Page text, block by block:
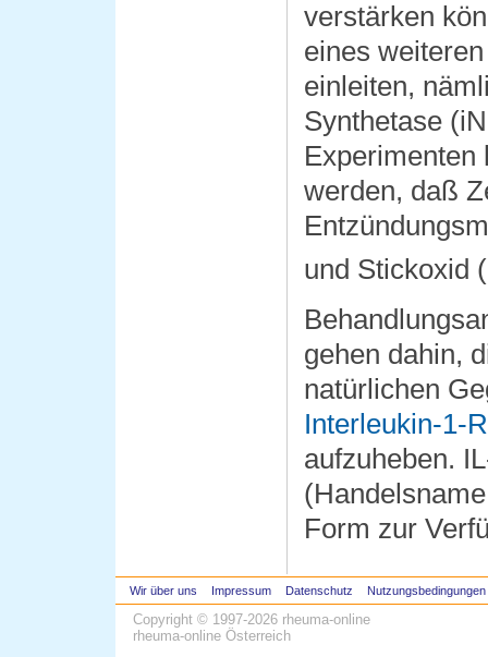
verstärken
eines
einleiten,
Synthetase
Experimenten
werden, daß
und Stickoxid
gehen dahin,
natürlichen
Interleukin-1-
aufzuheben.
Form zur
Wir über uns Impressum Datenschutz Nutzungsbedingungen
Copyright © 1997-2026 rheuma-online
rheuma-online Österreich